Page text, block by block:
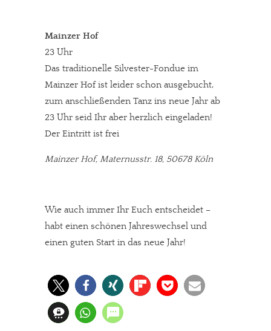
Mainzer Hof
23 Uhr
Das traditionelle Silvester-Fondue im
Mainzer Hof ist leider schon ausgebucht,
zum anschließenden Tanz ins neue Jahr ab
23 Uhr seid Ihr aber herzlich eingeladen!
Der Eintritt ist frei
Mainzer Hof, Maternusstr. 18, 50678 Köln
Wie auch immer Ihr Euch entscheidet –
habt einen schönen Jahreswechsel und
einen guten Start in das neue Jahr!